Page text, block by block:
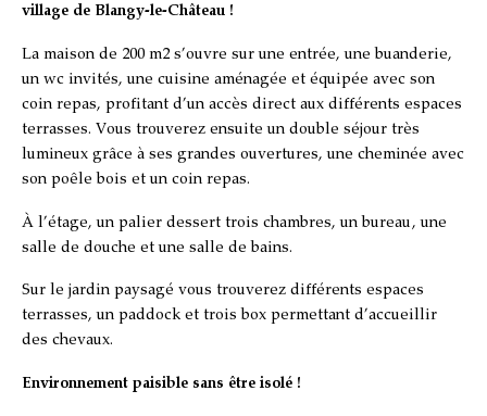
village de Blangy-le-Château !
La maison de 200 m2 s’ouvre sur une entrée, une buanderie,
un wc invités, une cuisine aménagée et équipée avec son
coin repas, profitant d’un accès direct aux différents espaces
terrasses. Vous trouverez ensuite un double séjour très
lumineux grâce à ses grandes ouvertures, une cheminée avec
son poêle bois et un coin repas.
À l’étage, un palier dessert trois chambres, un bureau, une
salle de douche et une salle de bains.
Sur le jardin paysagé vous trouverez différents espaces
terrasses, un paddock et trois box permettant d’accueillir
des chevaux.
Environnement paisible sans être isolé !